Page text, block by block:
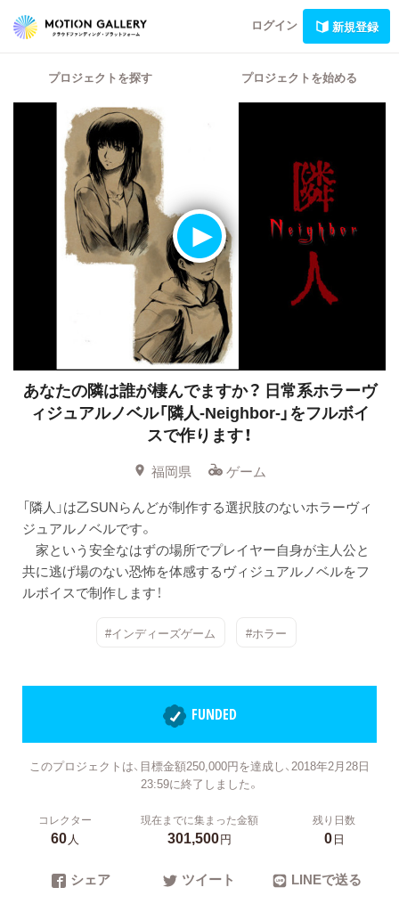
ログイン 新規登録
プロジェクトを探す プロジェクトを始める
あなたの隣は誰が棲んでますか？ 日常系ホラーヴ
ィジュアルノベル「隣人-Neighbor-」をフルボイ
スで作ります！
福岡県
ゲーム
「隣人」は乙SUNらんどが制作する選択肢のないホラーヴィ
ジュアルノベルです。
家という安全なはずの場所でプレイヤー自身が主人公と
共に逃げ場のない恐怖を体感するヴィジュアルノベルをフ
ルボイスで制作します！
#インディーズゲーム #ホラー
FUNDED
このプロジェクトは、目標金額250,000円を達成し、2018年2月28日
23:59に終了しました。
コレクター
60人
現在までに集まった金額
301,500円
残り日数
0日
シェア ツイート LINEで送る